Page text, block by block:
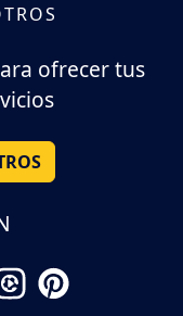
ofrecer tus